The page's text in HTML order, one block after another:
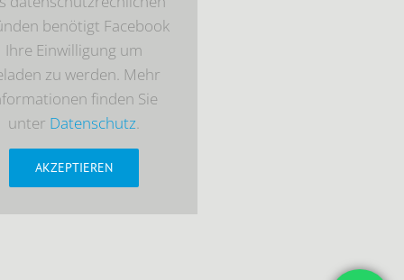
benötigt Facebook
Ihre Einwilligung um
zu werden. Mehr
finden Sie
unter Datenschutz.
AKZEPTIEREN